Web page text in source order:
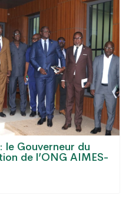
le Gouverneur du
de l’ONG AIMES-